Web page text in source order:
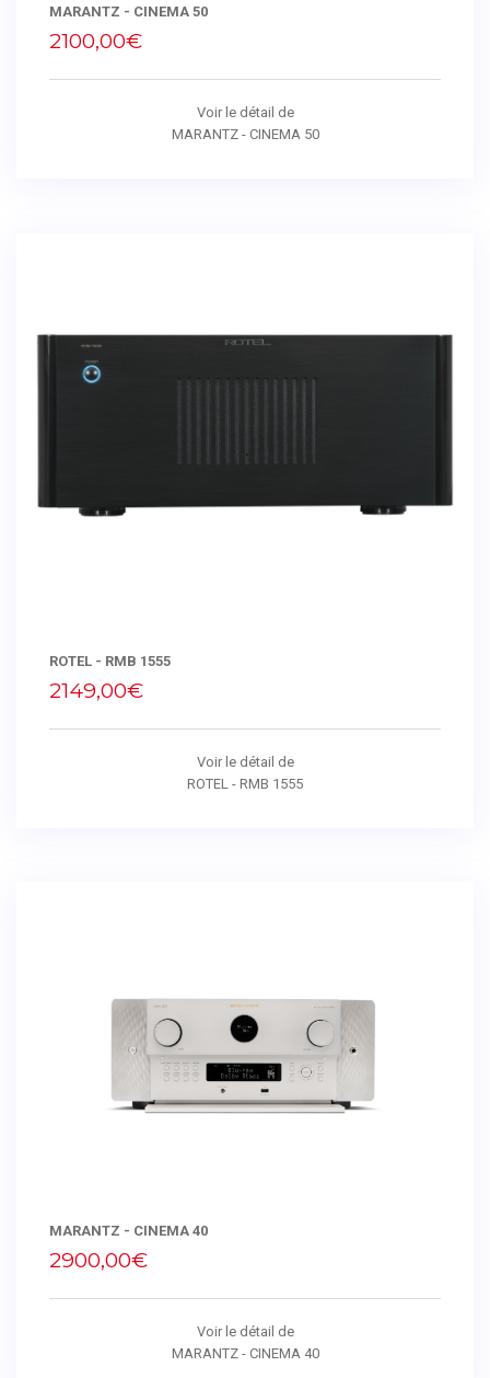
MARANTZ - CINEMA 50
2100,00€
Voir le détail de
MARANTZ - CINEMA 50
ROTEL - RMB 1555
2149,00€
Voir le détail de
ROTEL - RMB 1555
MARANTZ - CINEMA 40
2900,00€
Voir le détail de
MARANTZ - CINEMA 40